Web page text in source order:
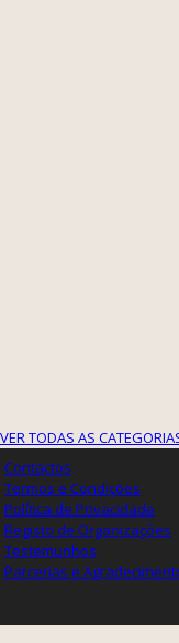
VER TODAS AS
Contactos
Termos e Condições
Política de Privacidade
Registo de Organizações
Testemunhos
Parcerias e